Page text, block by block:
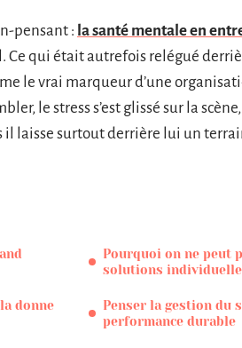
pensant : la santé mentale en
Ce qui était autrefois relégué
le vrai marqueur d’une
le stress s’est glissé sur la
il laisse surtout derrière lui un
Pourquoi on ne peut
solutions
donne
Penser la gestion du
performance durable